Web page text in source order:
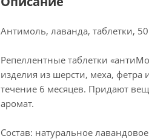
Антимоль, лаванда, таблетки,
Репеллентные таблетки
изделия из шерсти, меха,
течение 6 месяцев. Придают
аромат.
Состав: натуральное